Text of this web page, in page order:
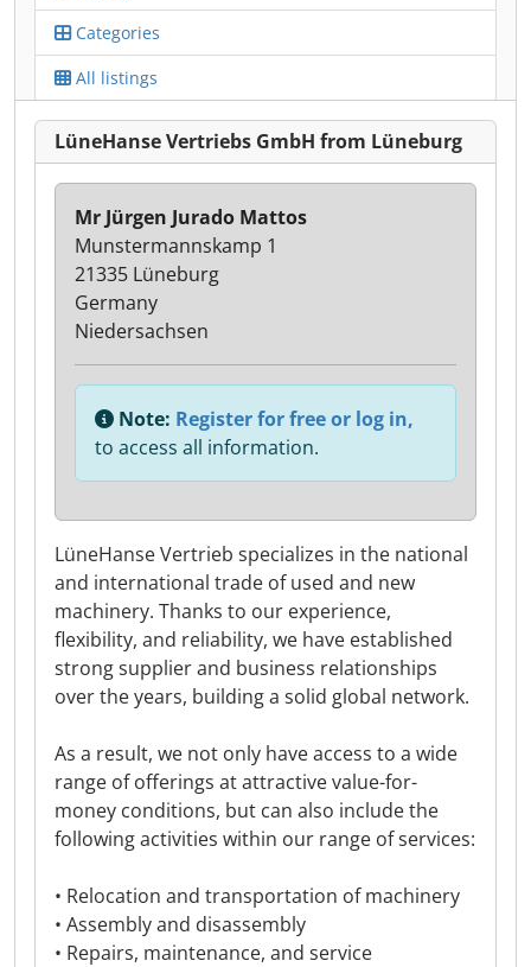
Categories
All listings
LüneHanse Vertriebs GmbH from Lüneburg
LüneHanse Vertrieb specializes in the national
and international trade of used and new
machinery. Thanks to our experience,
flexibility, and reliability, we have established
strong supplier and business relationships
over the years, building a solid global network.
As a result, we not only have access to a wide
range of offerings at attractive value-for-
money conditions, but can also include the
following activities within our range of services:
• Relocation and transportation of machinery
• Assembly and disassembly
• Repairs, maintenance, and service
Mr Jürgen Jurado Mattos
Munstermannskamp 1
21335 Lüneburg
Germany
Niedersachsen
Note: Register for free or log in,
to access all information.